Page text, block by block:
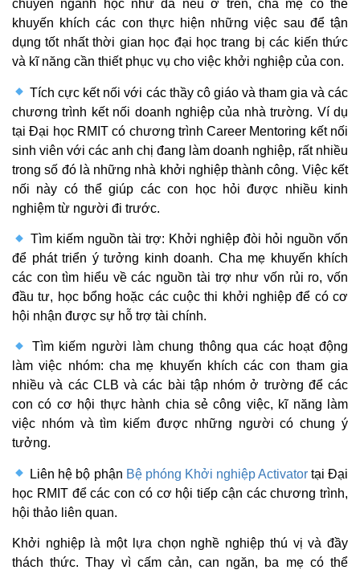
chuyên ngành học như đã nêu ở trên, cha mẹ có thể
khuyến khích các con thực hiện những việc sau để tận
dụng tốt nhất thời gian học đại học trang bị các kiến thức
và kĩ năng cần thiết phục vụ cho việc khởi nghiệp của con.
Tích cực kết nối với các thầy cô giáo và tham gia và các
chương trình kết nối doanh nghiệp của nhà trường. Ví dụ
tại Đại học RMIT có chương trình Career Mentoring kết nối
sinh viên với các anh chị đang làm doanh nghiệp, rất nhiều
trong số đó là những nhà khởi nghiệp thành công. Việc kết
nối này có thể giúp các con học hỏi được nhiều kinh
nghiệm từ người đi trước.
Tìm kiếm nguồn tài trợ: Khởi nghiệp đòi hỏi nguồn vốn
để phát triển ý tưởng kinh doanh. Cha mẹ khuyến khích
các con tìm hiểu về các nguồn tài trợ như vốn rủi ro, vốn
đầu tư, học bổng hoặc các cuộc thi khởi nghiệp để có cơ
hội nhận được sự hỗ trợ tài chính.
Tìm kiếm người làm chung thông qua các hoạt động
làm việc nhóm: cha mẹ khuyến khích các con tham gia
nhiều và các CLB và các bài tập nhóm ở trường để các
con có cơ hội thực hành chia sẻ công việc, kĩ năng làm
việc nhóm và tìm kiếm được những người có chung ý
tưởng.
Liên hệ bộ phận Bệ phóng Khởi nghiệp Activatortại Đại
học RMIT để các con có cơ hội tiếp cận các chương trình,
hội thảo liên quan.
Khởi nghiệp là một lựa chọn nghề nghiệp thú vị và đầy
thách thức. Thay vì cấm cản, can ngăn, ba mẹ có thể